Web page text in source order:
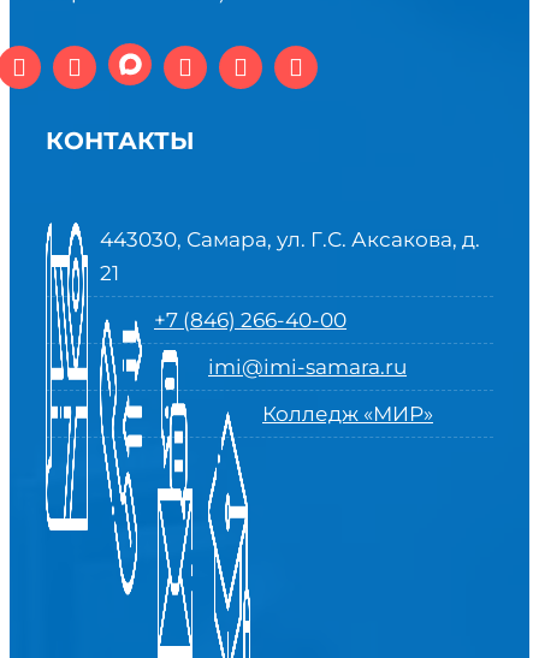
КОНТАКТЫ
443030, Самара, ул. Г.С. Аксакова, д.
21
+7 (846) 266-40-00
imi@imi-samara.ru
Колледж «МИР»